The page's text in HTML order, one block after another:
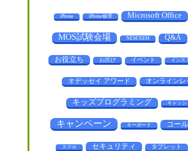
iPhone iPhone修理 Microsoft Office
MOS試験会場 NEM/XEM Q&A
お役立ち お詫び イベント インス
オデッセイ アワード オンラインレ
キッズプログラミング キャッシ
キャンペーン キーボード コー
スマホ セキュリティ タブレット